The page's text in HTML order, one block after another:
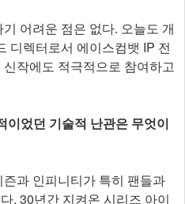
어려운 점은 없다. 오늘도 개
디렉터로서 에이스컴뱃 IP 전
작에도 적극적으로 참여하고
이었던 기술적 난관은 무엇이
과 인피니티가 특히 팬들과
. 30년간 지켜온 시리즈 아이